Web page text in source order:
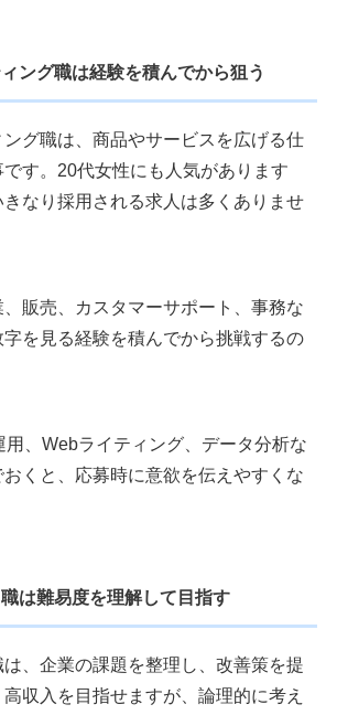
ング職は経験を積んでから狙う
グ職は、商品やサービスを広げる仕
す。20代女性にも人気があります
なり採用される求人は多くありませ
、販売、カスタマーサポート、事務な
を見る経験を積んでから挑戦するの
用、Webライティング、データ分析な
くと、応募時に意欲を伝えやすくな
は難易度を理解して目指す
、企業の課題を整理し、改善策を提
収入を目指せますが、論理的に考え